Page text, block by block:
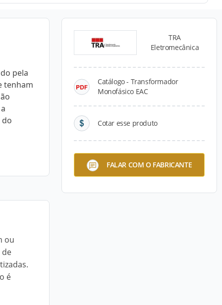
pela
tenham
TRA
Eletromecânica
Catálogo - Transformador
Monofásico EAC
Cotar esse produto
FALAR COM O FABRICANTE
ou
de
é